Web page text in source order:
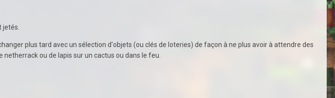
jetés.
plus tard avec un sélection d'objets (ou clés de loteries) de façon à ne plus avoir à attendre des
ou de lapis sur un cactus ou dans le feu.